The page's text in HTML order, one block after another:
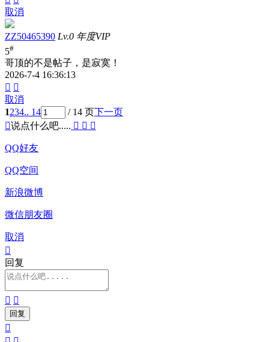
取消
ZZ50465390 Lv.0 年度VIP
5#
哥顶的不是帖子，是寂寞！
2026-7-4 16:36:13
 
取消
1234.. 14 / 14 页下一页
说点什么吧.....   
QQ好友
QQ空间
新浪微博
微信朋友圈
取消

回复
 
